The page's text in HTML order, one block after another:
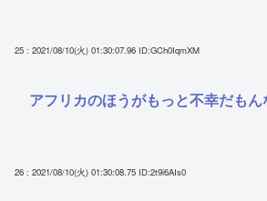
25 : 2021/08/10(火) 01:30:07.96 ID:GCh0IqmXM
アフリカのほうがもっと不幸だもん
26 : 2021/08/10(火) 01:30:08.75 ID:2t9i6AIs0